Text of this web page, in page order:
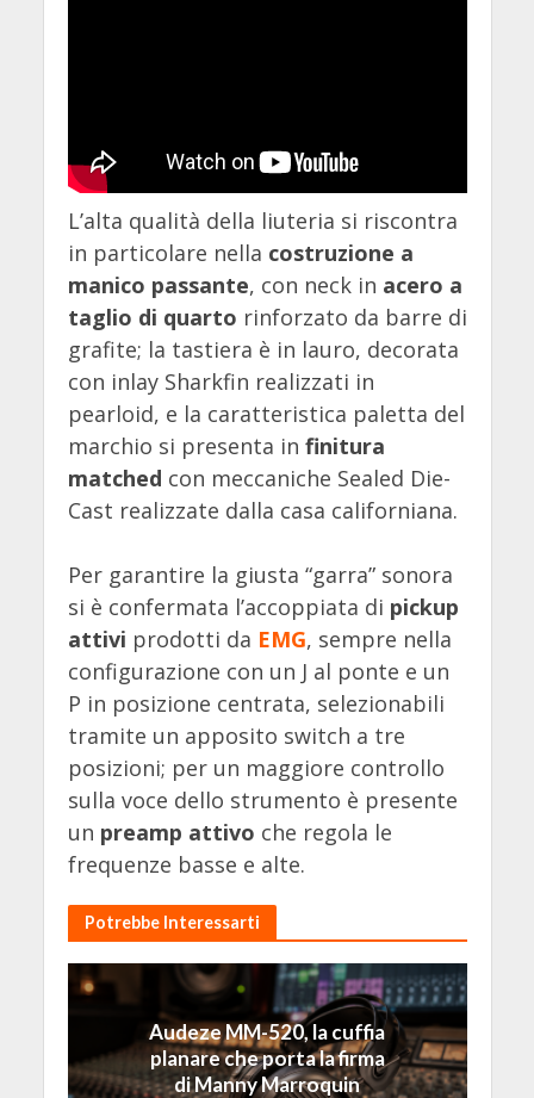
L’alta qualità della liuteria si riscontra
in particolare nella costruzione a
manico passante, con neck in acero a
taglio di quarto rinforzato da barre di
grafite; la tastiera è in lauro, decorata
con inlay Sharkfin realizzati in
pearloid, e la caratteristica paletta del
marchio si presenta in finitura
matched con meccaniche Sealed Die-
Cast realizzate dalla casa californiana.
Per garantire la giusta “garra” sonora
si è confermata l’accoppiata di pickup
attivi prodotti da EMG, sempre nella
configurazione con un J al ponte e un
P in posizione centrata, selezionabili
tramite un apposito switch a tre
posizioni; per un maggiore controllo
sulla voce dello strumento è presente
un preamp attivo che regola le
frequenze basse e alte.
Potrebbe Interessarti
Audeze MM-520, la cuffia
planare che porta la firma
di Manny Marroquin